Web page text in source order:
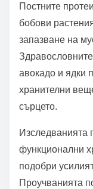
Постните
бобови
запазване на
авокадо и ядки
хранителни
сърцето.
Изследванията
функционални
подобри
Проучванията